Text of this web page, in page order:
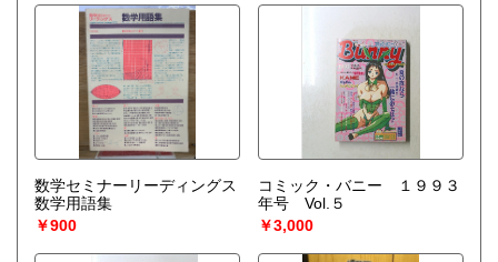
買取専用ダイヤル
050-3698-2626
-------------------------------------------
◎宅配買取◎
○30点より宅配送料無料
○梱包用ダンボールの無料送付可能
○買取金額の概算が知りたい方は、事前査定のサービスもぜひ
ご活用下さい。
宅配買取送付先
----------------------------------------
501-0224
岐阜県瑞穂市稲里197-1
数学セミナーリーディングス
数学用語集
￥900
コミック・バニー １９９３
年号 Vol.５
￥3,000